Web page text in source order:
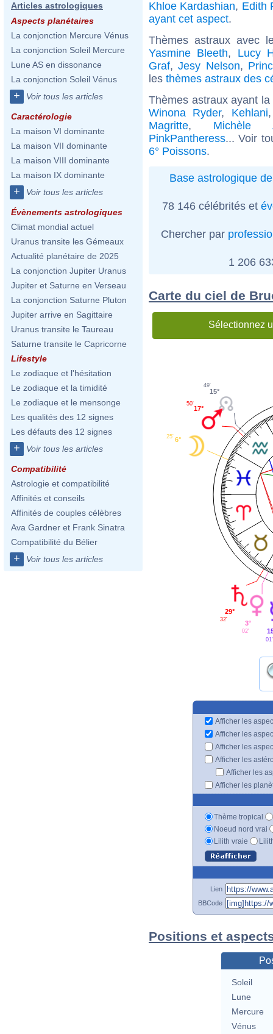
Articles astrologiques
Aspects planétaires
La conjonction Mercure Vénus
La conjonction Soleil Mercure
Lune AS en dissonance
La conjonction Soleil Vénus
+ Voir tous les articles
Caractérologie
La maison VI dominante
La maison VII dominante
La maison VIII dominante
La maison IX dominante
+ Voir tous les articles
Évènements astrologiques
Climat mondial actuel
Uranus transite les Gémeaux
Actualité planétaire de 2025
La conjonction Jupiter Uranus
Jupiter et Saturne en Verseau
La conjonction Saturne Pluton
Jupiter arrive en Sagittaire
Uranus transite le Taureau
Saturne transite le Capricorne
Lifestyle
Le zodiaque et l'hésitation
Le zodiaque et la timidité
Le zodiaque et le mensonge
Les qualités des 12 signes
Les défauts des 12 signes
+ Voir tous les articles
Compatibilité
Astrologie et compatibilité
Affinités et conseils
Affinités de couples célèbres
Ava Gardner et Frank Sinatra
Compatibilité du Bélier
+ Voir tous les articles
Khloe Kardashian, Edith
ayant cet aspect.
Thèmes astraux avec
Yasmine Bleeth, Lucy
Graf,Jesy Nelson,
les thèmes astraux des
Thèmes astraux ayant
Winona Ryder, Kehlani
Magritte, Michèle
PinkPantheress... Voir
6° Poissons.
Base astrologique
78 146 célébrités et
Chercher par
1 206
Carte du ciel de
Sélectionnez
15°
49'
17°
50'
6°
25'
29°
32'
3°
02'
01'
Afficher les
Afficher les
Afficher les
Afficher les
Afficher les
Afficher les
Thème tropical
Noeud nord vrai
Lilith vraie
Lien
BBCode
Positions et
Soleil
Lune
Mercure
Vénus